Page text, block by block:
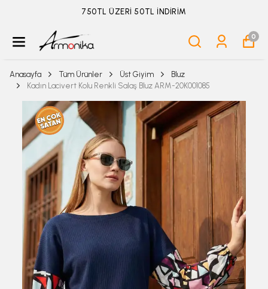
ÜYELİKSİZ SİPARİŞ İADE TALEBİ İÇİN TIKLA
0
Anasayfa Tüm Ürünler Üst Giyim
Bluz
Kadın Lacivert Kolu Renkli Salaş Bluz ARM-20K001085